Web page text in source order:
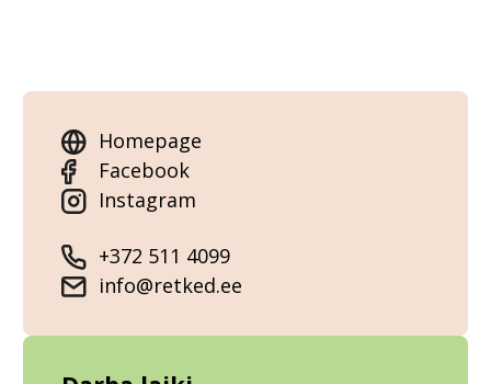
Homepage
Facebook
Instagram
+372 511 4099
info@retked.ee